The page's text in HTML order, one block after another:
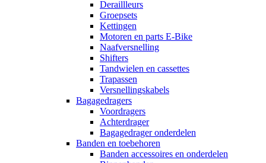
Deraillleurs
Groepsets
Kettingen
Motoren en parts E-Bike
Naafversnelling
Shifters
Tandwielen en cassettes
Trapassen
Versnellingskabels
Bagagedragers
Voordragers
Achterdrager
Bagagedrager onderdelen
Banden en toebehoren
Banden accessoires en onderdelen